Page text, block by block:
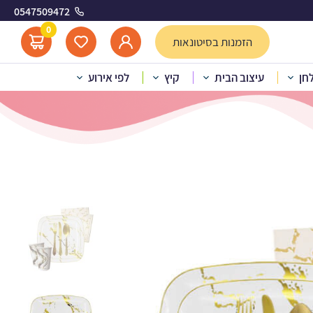
0547509472
הזמנות בסיטונאות
0
עיצוב הבית קיץ לפי אירוע לבן זהב 10 מוזמנים